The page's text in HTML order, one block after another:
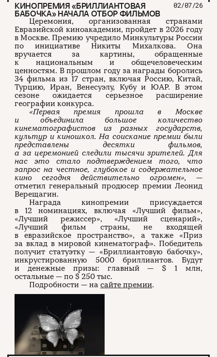
КИНОПРЕМИЯ «БРИЛЛИАНТОВАЯ
БАБОЧКА» НАЧАЛА ОТБОР ФИЛЬМОВ
02/07/26
Церемония, организованная странами
Евразийской киноакадемии, пройдет в 2026 году
в Москве. Премию учредило Минкультуры России
по инициативе Никиты Михалкова. Она
вручается за картины, обращенные
к национальным и общечеловеческим
ценностям. В прошлом году за награды боролись
34 фильма из 17 стран, включая Россию, Китай,
Турцию, Иран, Венесуэлу, Кубу и ЮАР. В этом
сезоне ожидается серьезное расширение
географии конкурса.
«Первая премия прошла в Москве
и объединила большое количество
кинематографистов из разных государств,
культур и киношкол. На соискание премии были
представлены десятки фильмов,
а за церемонией следили тысячи зрителей. Для
нас это стало подтверждением того, что
запрос на честное, глубокое и содержательное
кино сегодня действительно огромен», —
отметил генеральный продюсер премии Леонид
Верещагин.
Награда кинопремии присуждается
в 12 номинациях, включая «Лучший фильм»,
«Лучший режиссер», «Лучший сценарий»,
«Лучший фильм страны, не входящей
в евразийское пространство», а также «Приз
за вклад в мировой кинематограф». Победитель
получит статуэтку — «Бриллиантовую бабочку»,
инкрустированную 5000 бриллиантов. Будут
и денежные призы: главный — $ 1 млн,
остальные — по $ 250 тыс.
Подробности — на сайте премии.